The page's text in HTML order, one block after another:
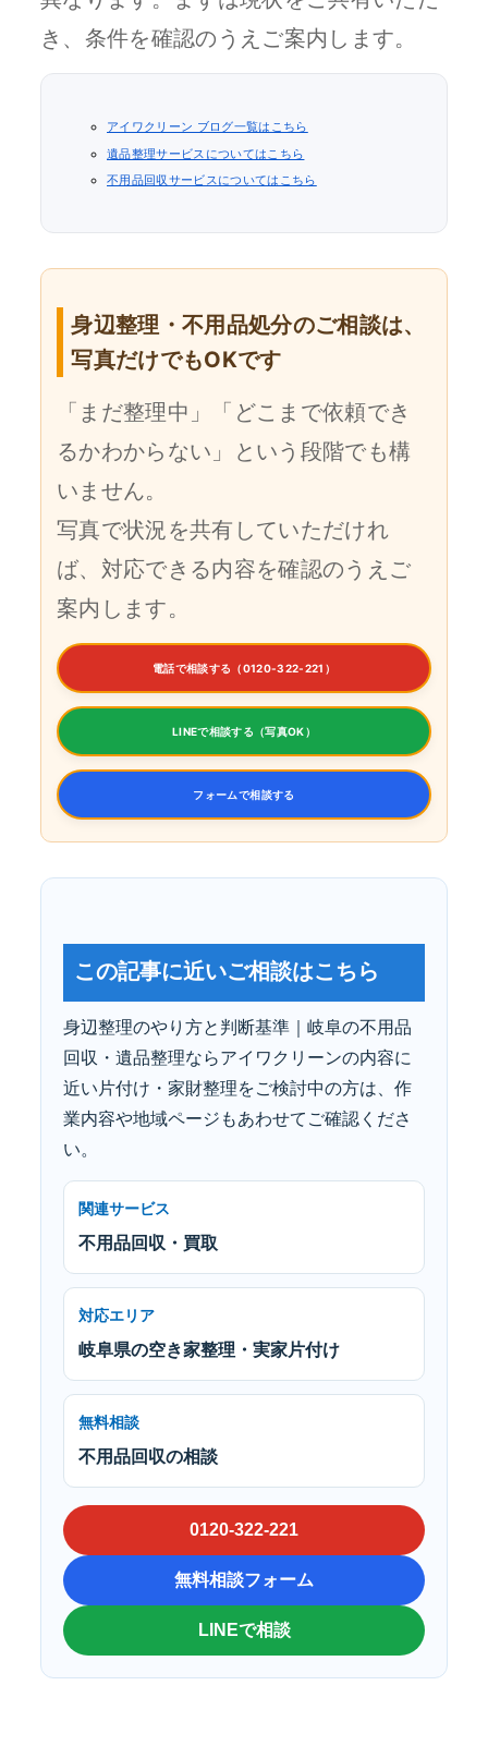
き、条件を確認のうえご案内します。
アイワクリーン ブログ一覧はこちら
遺品整理サービスについてはこちら
不用品回収サービスについてはこちら
身辺整理・不用品処分のご相談は、
写真だけでもOKです
「まだ整理中」「どこまで依頼でき
るかわからない」という段階でも構
いません。
写真で状況を共有していただけれ
ば、対応できる内容を確認のうえご
案内します。
電話で相談する（0120-322-221）
LINEで相談する（写真OK）
フォームで相談する
この記事に近いご相談はこちら
身辺整理のやり方と判断基準｜岐阜の不用品
回収・遺品整理ならアイワクリーンの内容に
近い片付け・家財整理をご検討中の方は、作
業内容や地域ページもあわせてご確認くださ
い。
関連サービス
不用品回収・買取
対応エリア
岐阜県の空き家整理・実家片付け
無料相談
不用品回収の相談
0120-322-221
無料相談フォーム
LINEで相談